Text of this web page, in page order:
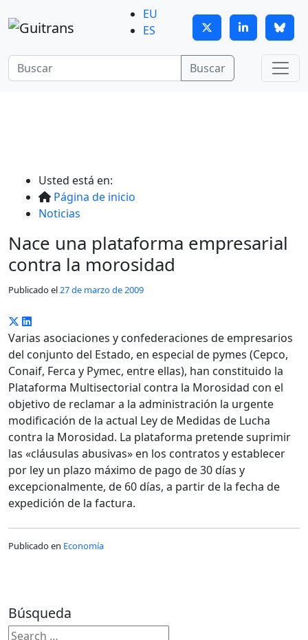
Continuar al contenido principal
EU
ES
Buscar
Usted está en:
Página de inicio
Noticias
Nace una plataforma empresarial
contra la morosidad
Publicado el27 de marzo de 2009
Varias asociaciones y confederaciones de empresarios
del conjunto del Estado, en especial de pymes (Cepco,
Conaif, Ferca y Pymec, entre ellas), han constituido la
Plataforma Multisectorial contra la Morosidad con el
objetivo de reclamar a la administración la urgente
modificación de la actual Ley de Medidas de Lucha
contra la Morosidad. La plataforma pretende suprimir
las «cláusulas abusivas» en los contratos y establecer
por ley un plazo máximo de pago de 30 días y
excepcionalmente, de 60 días, a partir de la fecha de
expedición de la factura.
Publicado en Economía
Búsqueda